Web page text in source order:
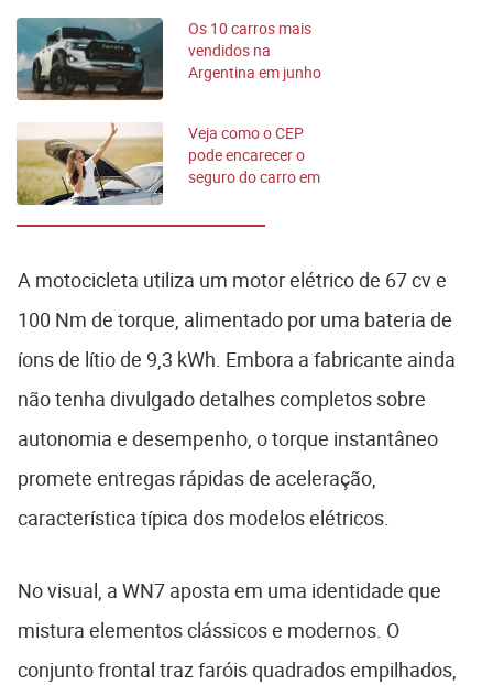
Os 10 carros mais
vendidos na
Argentina em junho
Veja como o CEP
pode encarecer o
seguro do carro em
Paulo
A motocicleta utiliza um motor elétrico de 67 cv e
100 Nm de torque, alimentado por uma bateria de
íons de lítio de 9,3 kWh. Embora a fabricante ainda
não tenha divulgado detalhes completos sobre
autonomia e desempenho, o torque instantâneo
promete entregas rápidas de aceleração,
característica típica dos modelos elétricos.
No visual, a WN7 aposta em uma identidade que
mistura elementos clássicos e modernos. O
conjunto frontal traz faróis quadrados empilhados,